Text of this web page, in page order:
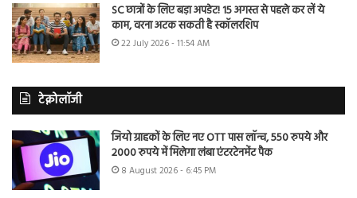
SC छात्रों के लिए बड़ा अपडेट! 15 अगस्त से पहले कर लें ये
काम, वरना अटक सकती है स्कॉलरशिप
22 July 2026 - 11:54 AM
टेक्नोलॉजी
जियो ग्राहकों के लिए नए OTT पास लॉन्च, 550 रुपये और
2000 रुपये में मिलेगा लंबा एंटरटेनमेंट पैक
8 August 2026 - 6:45 PM